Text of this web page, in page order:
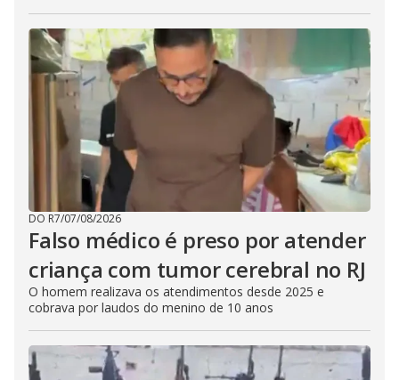
DO R7/07/08/2026
Falso médico é preso por atender
criança com tumor cerebral no RJ
O homem realizava os atendimentos desde 2025 e
cobrava por laudos do menino de 10 anos